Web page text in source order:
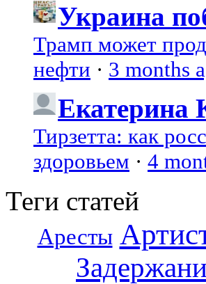
Украина
Трамп может
нефти · 3 months
Екатерина
Тирзетта: как
здоровьем · 4
Теги статей
Аресты